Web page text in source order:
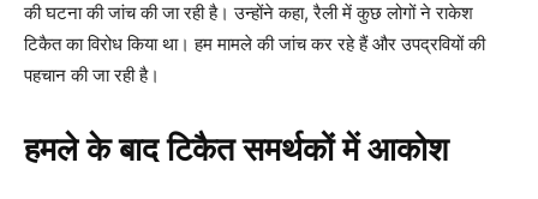
की घटना की जांच की जा रही है। उन्होंने कहा, रैली में कुछ लोगों ने राकेश
टिकैत का विरोध किया था। हम मामले की जांच कर रहे हैं और उपद्रवियों की
पहचान की जा रही है।
हमले के बाद टिकैत समर्थकों में आकोश